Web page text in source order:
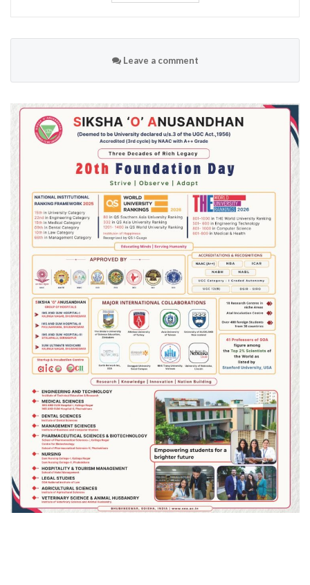
Leave a comment